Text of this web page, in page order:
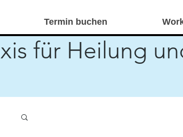
Termin buchen
für Heilung